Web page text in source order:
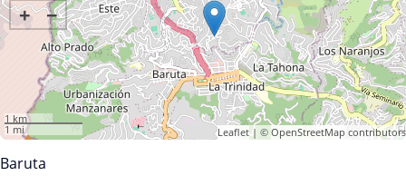
+ −
1 km
1 mi
Leaflet| © OpenStreetMap contributors
Baruta